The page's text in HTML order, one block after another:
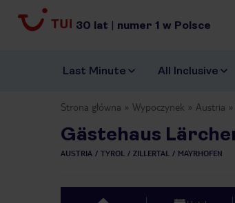
30 lat | numer 1 w Polsce
Last Minute All Inclusive
Strona główna Wypoczynek Austria
Gästehaus
AUSTRIA TYROL ZILLERTAL MAYRHOFEN